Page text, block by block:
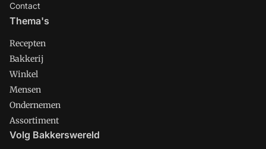
Contact
Thema's
Recepten
Bakkerij
Winkel
Mensen
Ondernemen
Assortiment
Volg Bakkerswereld